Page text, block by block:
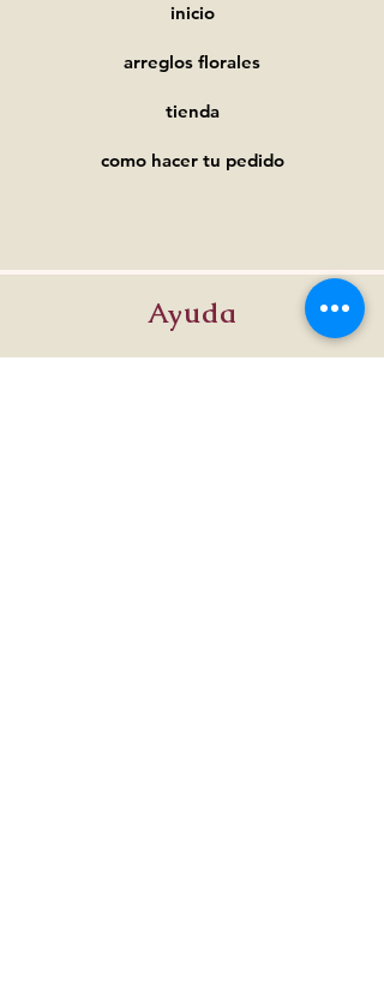
inicio
arreglos florales
tienda
como hacer tu pedido
Ayuda
Preguntas frecuentes